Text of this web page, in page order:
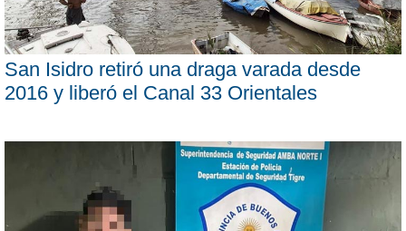
San Isidro retiró una draga varada desde
2016 y liberó el Canal 33 Orientales